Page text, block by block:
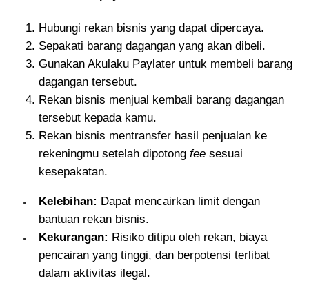
Hubungi rekan bisnis yang dapat dipercaya.
Sepakati barang dagangan yang akan dibeli.
Gunakan Akulaku Paylater untuk membeli barang
dagangan tersebut.
Rekan bisnis menjual kembali barang dagangan
tersebut kepada kamu.
Rekan bisnis mentransfer hasil penjualan ke
rekeningmu setelah dipotong fee sesuai
kesepakatan.
Kelebihan: Dapat mencairkan limit dengan
bantuan rekan bisnis.
Kekurangan: Risiko ditipu oleh rekan, biaya
pencairan yang tinggi, dan berpotensi terlibat
dalam aktivitas ilegal.